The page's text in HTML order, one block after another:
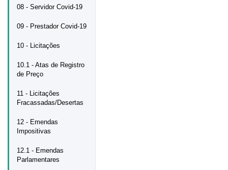
08 - Servidor Covid-19
09 - Prestador Covid-19
10 - Licitações
10.1 - Atas de Registro
de Preço
11 - Licitações
Fracassadas/Desertas
12 - Emendas
Impositivas
12.1 - Emendas
Parlamentares